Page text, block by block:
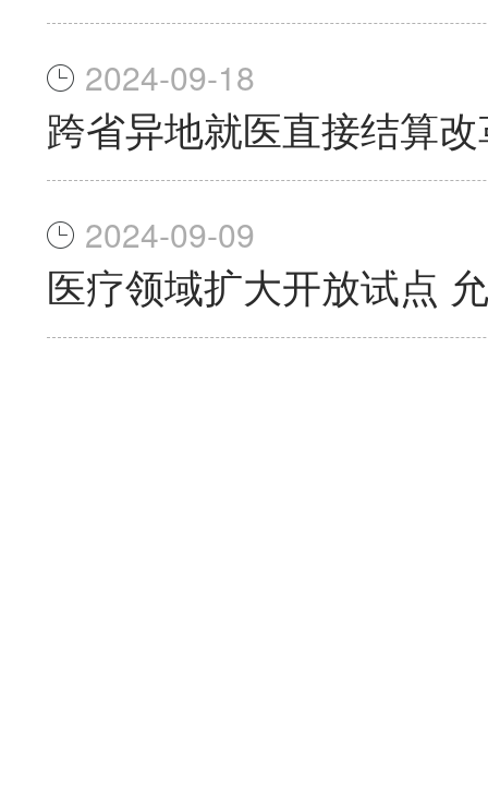
2024-09-18
跨省异地就医直接结算
2024-09-09
医疗领域扩大开放试点